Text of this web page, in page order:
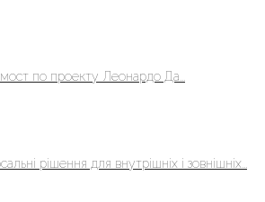
по проекту Леонардо Да...
рішення для внутрішніх і зовнішніх...